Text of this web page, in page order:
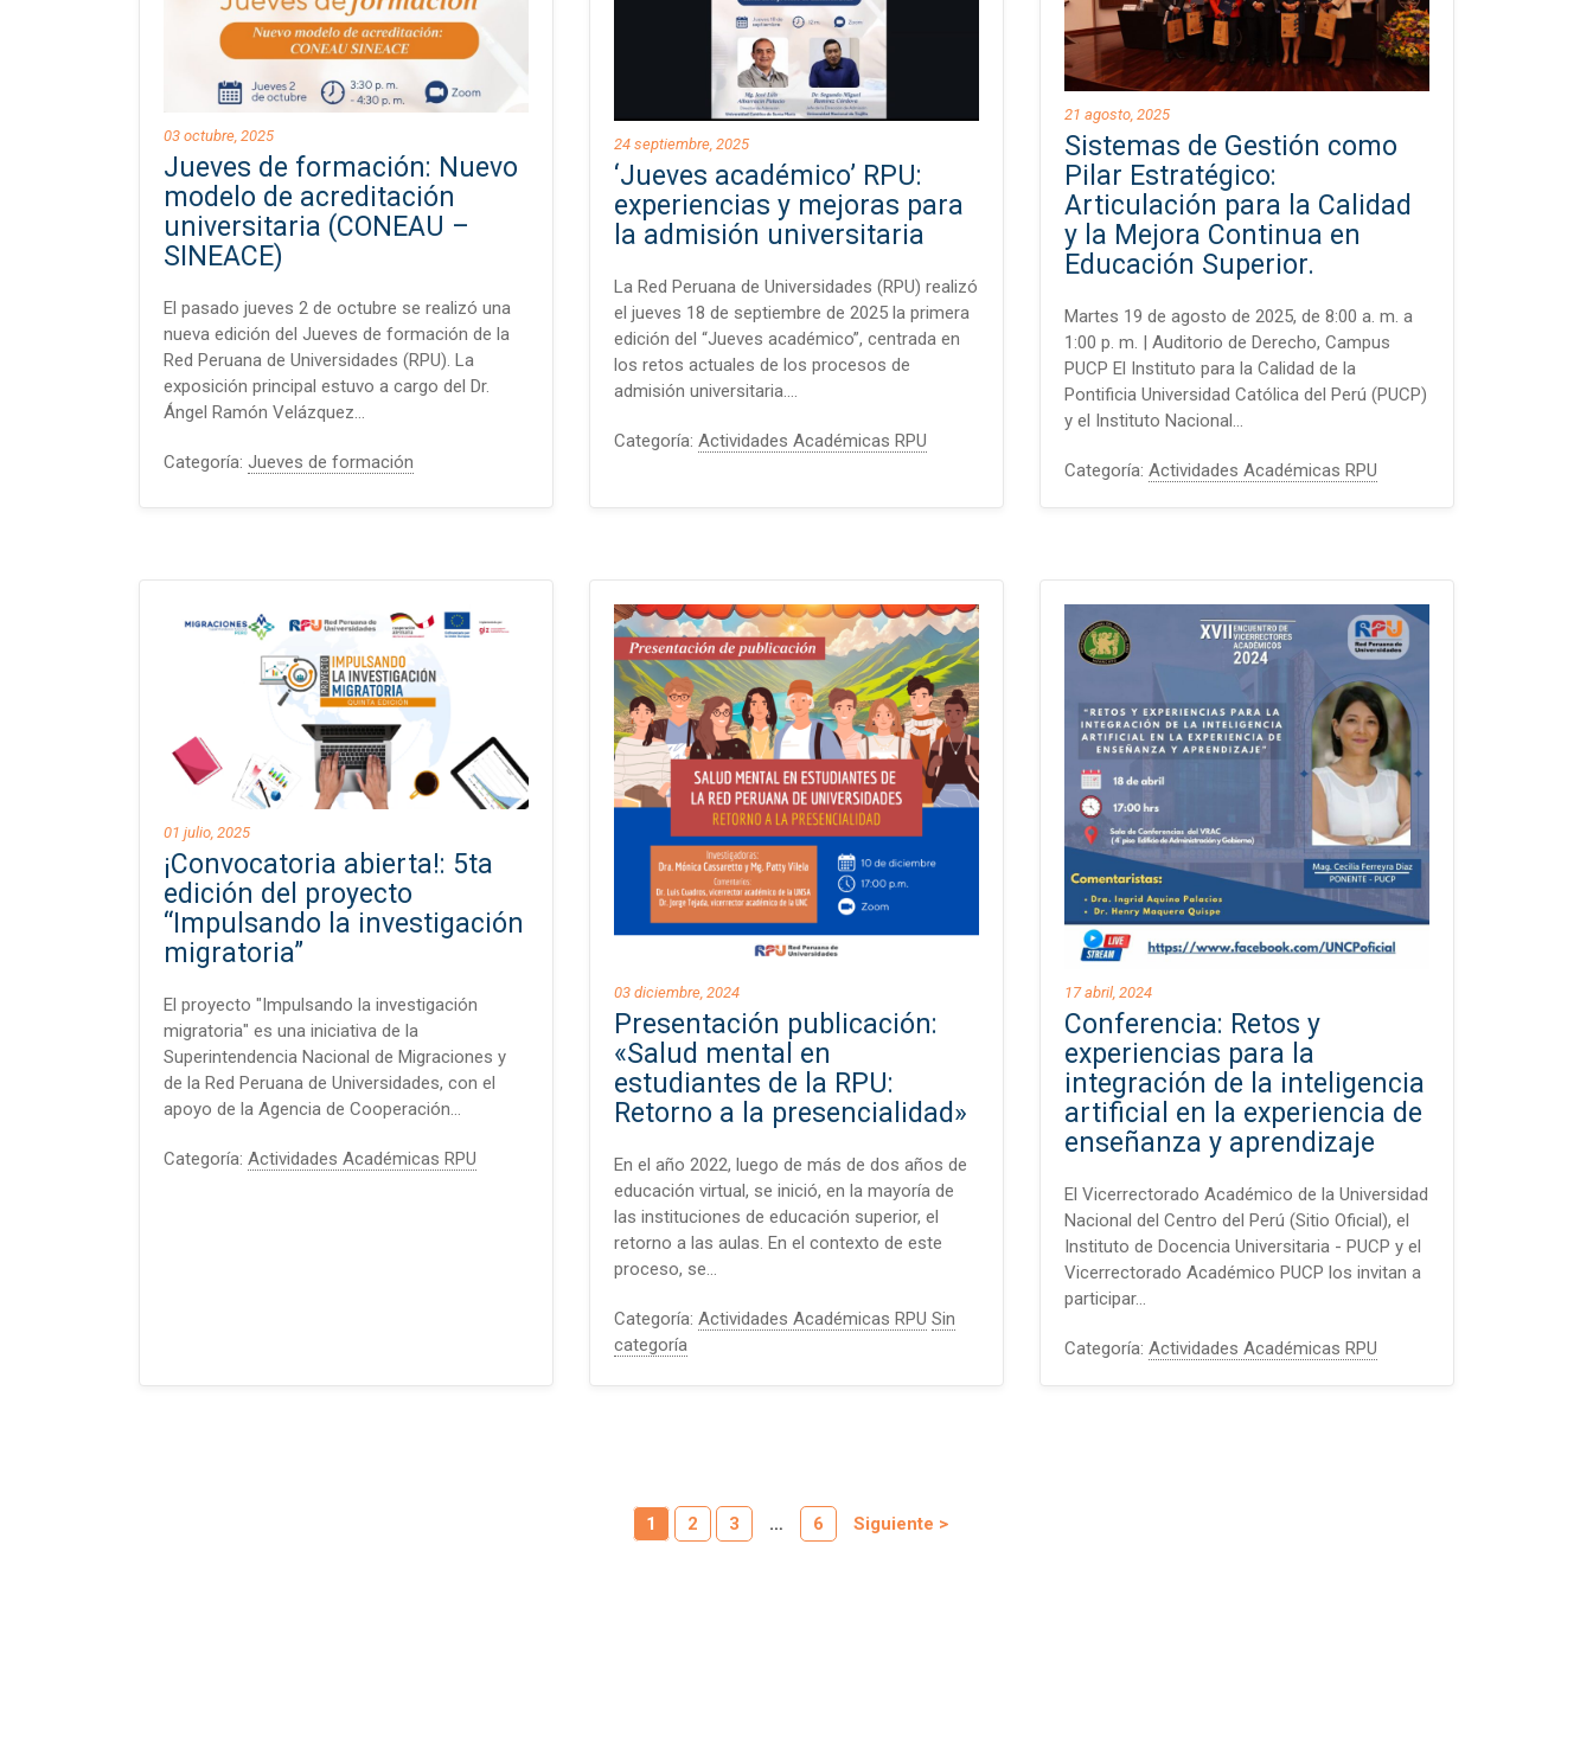
03 octubre, 2025
Jueves de formación: Nuevo
modelo de acreditación
universitaria (CONEAU –
SINEACE)
El pasado jueves 2 de octubre se realizó una
nueva edición del Jueves de formación de la
Red Peruana de Universidades (RPU). La
exposición principal estuvo a cargo del Dr.
Ángel Ramón Velázquez…
Categoría: Jueves de formación
24 septiembre, 2025
‘Jueves académico’ RPU:
experiencias y mejoras para
la admisión universitaria
La Red Peruana de Universidades (RPU) realizó
el jueves 18 de septiembre de 2025 la primera
edición del “Jueves académico”, centrada en
los retos actuales de los procesos de
admisión universitaria.…
Categoría: Actividades Académicas RPU
21 agosto, 2025
Sistemas de Gestión como
Pilar Estratégico:
Articulación para la Calidad
y la Mejora Continua en
Educación Superior.
Martes 19 de agosto de 2025, de 8:00 a. m. a
1:00 p. m. | Auditorio de Derecho, Campus
PUCP El Instituto para la Calidad de la
Pontificia Universidad Católica del Perú (PUCP)
y el Instituto Nacional…
Categoría: Actividades Académicas RPU
01 julio, 2025
¡Convocatoria abierta!: 5ta
edición del proyecto
“Impulsando la investigación
migratoria”
El proyecto "Impulsando la investigación
migratoria" es una iniciativa de la
Superintendencia Nacional de Migraciones y
de la Red Peruana de Universidades, con el
apoyo de la Agencia de Cooperación…
Categoría: Actividades Académicas RPU
03 diciembre, 2024
Presentación publicación:
«Salud mental en
estudiantes de la RPU:
Retorno a la presencialidad»
En el año 2022, luego de más de dos años de
educación virtual, se inició, en la mayoría de
las instituciones de educación superior, el
retorno a las aulas. En el contexto de este
proceso, se…
Categoría: Actividades Académicas RPU Sin
categoría
17 abril, 2024
Conferencia: Retos y
experiencias para la
integración de la inteligencia
artificial en la experiencia de
enseñanza y aprendizaje
El Vicerrectorado Académico de la Universidad
Nacional del Centro del Perú (Sitio Oficial), el
Instituto de Docencia Universitaria - PUCP y el
Vicerrectorado Académico PUCP los invitan a
participar…
Categoría: Actividades Académicas RPU
1 2 3 … 6 Siguiente >